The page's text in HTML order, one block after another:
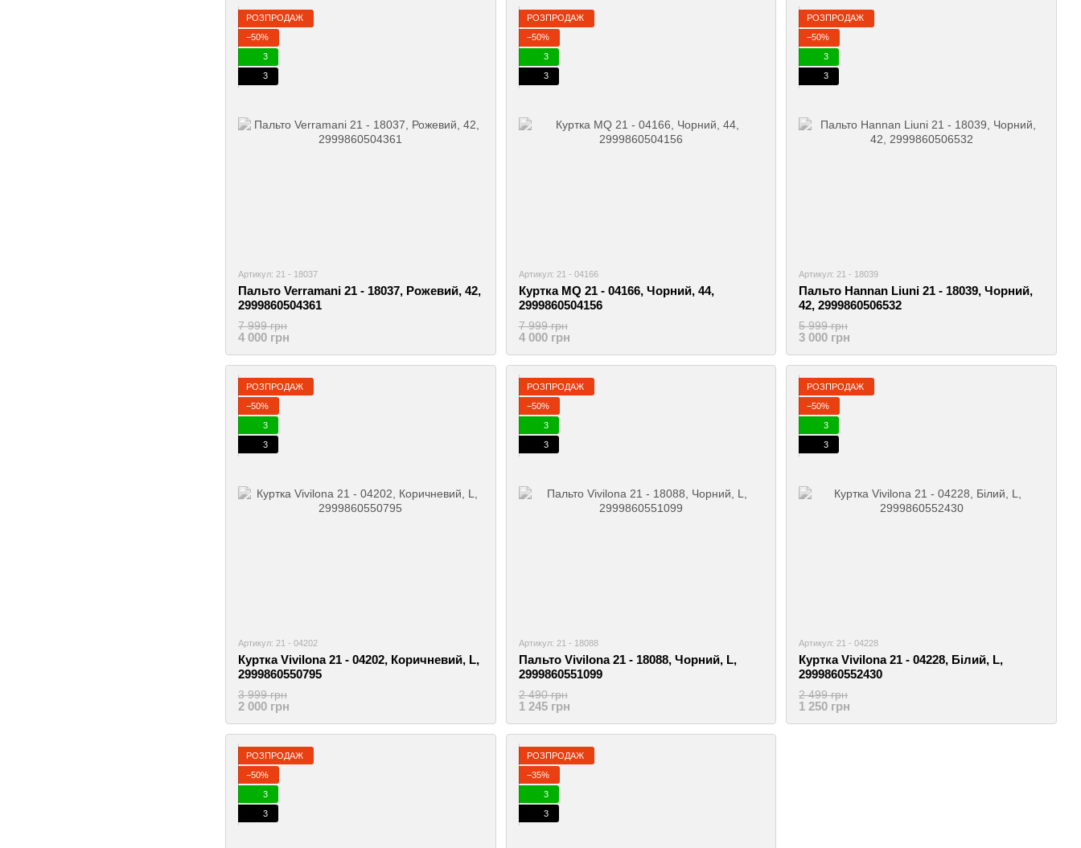
РОЗПРОДАЖ
−50%
3
3
Артикул: 21 - 18037
Пальто Verramani 21 - 18037, Рожевий, 42,
2999860504361
7 999 грн
4 000 грн
РОЗПРОДАЖ
−50%
3
3
Артикул: 21 - 04166
Куртка MQ 21 - 04166, Чорний, 44,
2999860504156
7 999 грн
4 000 грн
РОЗПРОДАЖ
−50%
3
3
Артикул: 21 - 18039
Пальто Hannan Liuni 21 - 18039, Чорний,
42, 2999860506532
5 999 грн
3 000 грн
РОЗПРОДАЖ
−50%
3
3
Артикул: 21 - 04202
Куртка Vivilona 21 - 04202, Коричневий, L,
2999860550795
3 999 грн
2 000 грн
РОЗПРОДАЖ
−50%
3
3
Артикул: 21 - 18088
Пальто Vivilona 21 - 18088, Чорний, L,
2999860551099
2 490 грн
1 245 грн
РОЗПРОДАЖ
−50%
3
3
Артикул: 21 - 04228
Куртка Vivilona 21 - 04228, Білий, L,
2999860552430
2 499 грн
1 250 грн
РОЗПРОДАЖ
−50%
3
3
РОЗПРОДАЖ
−35%
3
3